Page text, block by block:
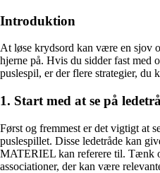
Introduktion
At løse krydsord kan være en sjov
hjerne på. Hvis du sidder fast
puslespil, er der flere strategier, du
1. Start med at se på
Først og fremmest er det vigtigt at
puslespillet. Disse ledetråde kan
MATERIEL kan referere til. Tænk
associationer, der kan være